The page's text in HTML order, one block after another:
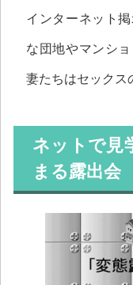
インターネット
な団地やマンシ
妻たちはセックス
ネットで
まる露出会